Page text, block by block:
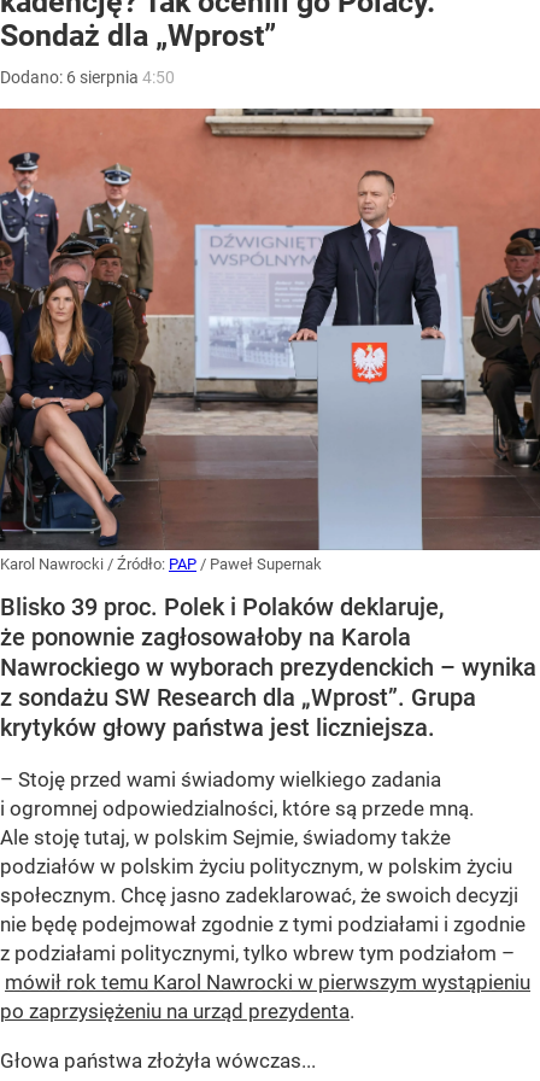
Sondaż dla „Wprost”
Dodano: 6 sierpnia 4:50
Karol Nawrocki / Źródło: PAP / Paweł Supernak
Blisko 39 proc. Polek i Polaków deklaruje,
że ponownie zagłosowałoby na Karola
Nawrockiego w wyborach prezydenckich – wynika
z sondażu SW Research dla „Wprost”. Grupa
krytyków głowy państwa jest liczniejsza.
– Stoję przed wami świadomy wielkiego zadania
i ogromnej odpowiedzialności, które są przede mną.
Ale stoję tutaj, w polskim Sejmie, świadomy także
podziałów w polskim życiu politycznym, w polskim życiu
społecznym. Chcę jasno zadeklarować, że swoich decyzji
nie będę podejmował zgodnie z tymi podziałami i zgodnie
z podziałami politycznymi, tylko wbrew tym podziałom –
mówił rok temu Karol Nawrocki w pierwszym wystąpieniu
po zaprzysiężeniu na urząd prezydenta.
Głowa państwa złożyła wówczas...